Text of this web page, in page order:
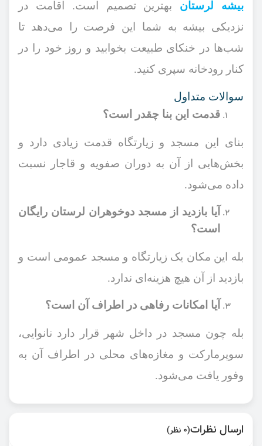
بیشه لرستان بهترین تصمیم است. اقامت در
نزدیکی بیشه به شما این فرصت را می‌دهد تا
شب‌ها در خنکای طبیعت بخوابید و روز خود را در
کنار رودخانه سپری کنید.
سوالات متداول
قدمت این بنا چقدر است؟
بنای این مسجد و زیارتگاه قدمت زیادی دارد و
بخش‌هایی از آن به دوران صفویه و قاجار نسبت
داده می‌شود.
آیا بازدید از مسجد دوخوهران لرستان رایگان
است؟
بله این مکان یک زیارتگاه و مسجد عمومی است و
بازدید از آن هیچ هزینه‌ای ندارد.
آیا امکانات رفاهی در اطراف آن است؟
بله چون مسجد در داخل شهر قرار دارد نانوایی،
سوپرمارکت و مغازه‌های محلی در اطراف آن به
وفور یافت می‌شود.
ارسال نظرات(0 نظر)